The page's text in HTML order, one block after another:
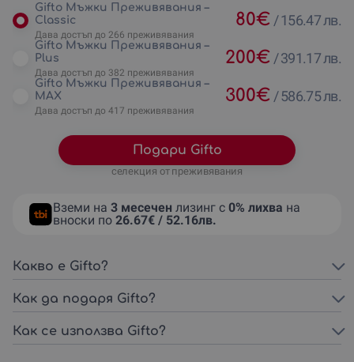
Gifto Мъжки Преживявания –
Classic
Дава достъп до 266 преживявания
80€ /156.47 лв.
Gifto Мъжки Преживявания –
Plus
Дава достъп до 382 преживявания
200€ /391.17 лв.
Gifto Мъжки Преживявания –
MAX
Дава достъп до 417 преживявания
300€ /586.75 лв.
Подари Gifto
селекция от преживявания
Вземи на 3 месечен лизинг с 0% лихва на
вноски по 26.67€ / 52.16лв.
Какво е Gifto?
Как да подаря Gifto?
Как се използва Gifto?